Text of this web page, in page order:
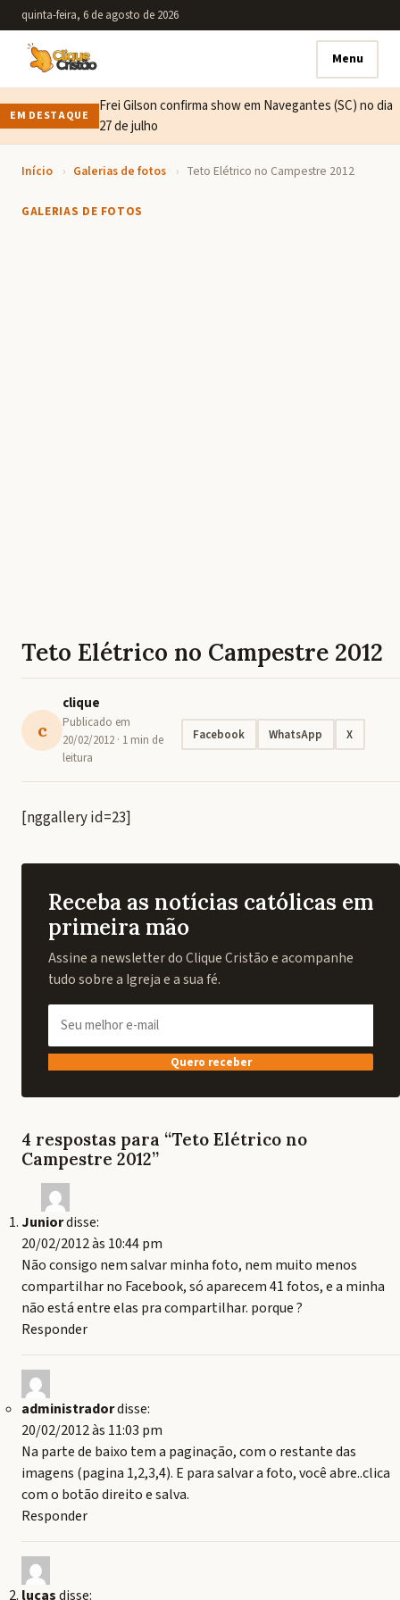
quinta-feira, 6 de agosto de 2026
Menu
EM DESTAQUE
Frei Gilson confirma show em Navegantes (SC) no dia
27 de julho
Início › Galerias de fotos › Teto Elétrico no Campestre 2012
GALERIAS DE FOTOS
Teto Elétrico no Campestre 2012
c
clique
Publicado em
20/02/2012 · 1 min de
leitura
Facebook WhatsApp X
[nggallery id=23]
Receba as notícias católicas em
primeira mão
Assine a newsletter do Clique Cristão e acompanhe
tudo sobre a Igreja e a sua fé.
Quero receber
4 respostas para “Teto Elétrico no
Campestre 2012”
Juniordisse:
20/02/2012 às 10:44 pm
Não consigo nem salvar minha foto, nem muito menos
compartilhar no Facebook, só aparecem 41 fotos, e a minha
não está entre elas pra compartilhar. porque ?
Responder
administradordisse:
20/02/2012 às 11:03 pm
Na parte de baixo tem a paginação, com o restante das
imagens (pagina 1,2,3,4). E para salvar a foto, você abre..clica
com o botão direito e salva.
Responder
lucasdisse: